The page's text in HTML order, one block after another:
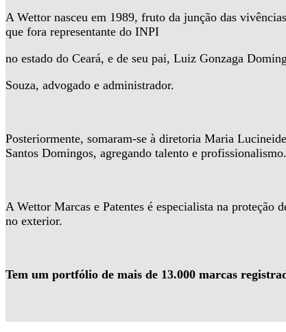
A Wettor nasceu em 1989, fruto da junção das
que fora representante do INPI
no estado do Ceará, e de seu pai, Luiz Gonzaga
Souza, advogado e administrador.
Posteriormente, somaram-se à diretoria Maria
Santos Domingos, agregando talento e profissionalismo.
A Wettor Marcas e Patentes é especialista na proteção
no exterior.
Tem um portfólio de mais de 13.000 marcas